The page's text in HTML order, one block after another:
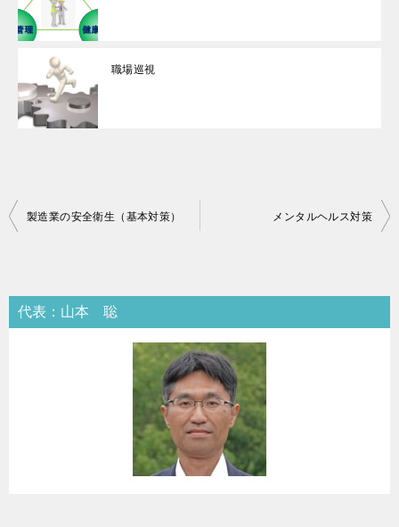
職場巡視
投
ビ
ゲ
製造業の安全衛生（基本対策） メンタルヘルス対策
代表：山本 聡